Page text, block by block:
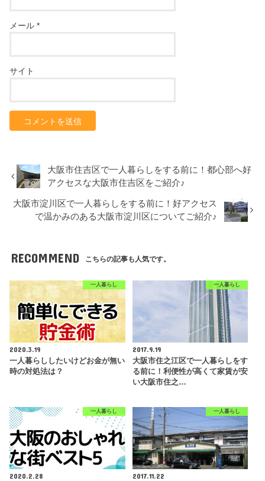
メール*
サイト
大阪市住吉区で一人暮らしをする前に！都心部へ好
アクセスな大阪市住吉区をご紹介♪
大阪市淀川区で一人暮らしをする前に！好アクセス
で温かみのある大阪市淀川区についてご紹介♪
RECOMMEND こちらの記事も人気です。
一人暮らし
2020.3.19
一人暮らししたいけどお金が無い
時の対処法は？
一人暮らし
2017.9.19
大阪市住之江区で一人暮らしをす
る前に！利便性が高くて家賃が安
い大阪市住之…
一人暮らし
2020.2.28
一人暮らし
2017.11.22